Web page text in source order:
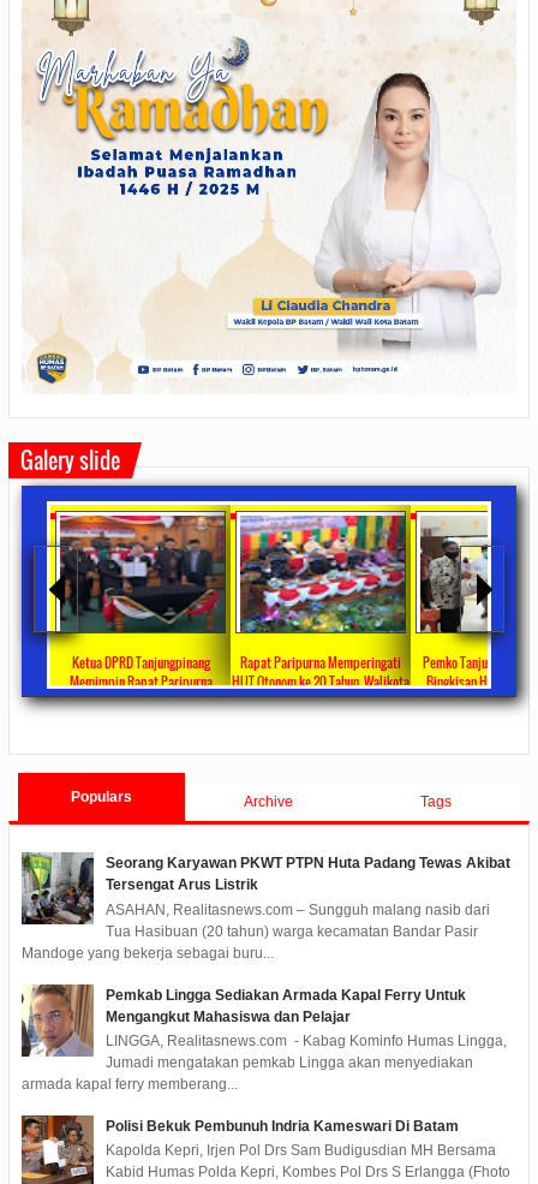
Galery slide
Ketua DPRD Tanjungpinang
Memimpin Rapat Paripurna
Pengesahan Ranperda Perubahan
Rapat Paripurna Memperingati
HUT Otonom ke 20 Tahun, Walikota
Rahma Paparkan Capaian
Pemko Tanjung
Bingkisan Hari Raya
Untuk Masyarakat
Populars Archive Tags
Seorang Karyawan PKWT PTPN Huta Padang Tewas Akibat
Tersengat Arus Listrik
ASAHAN, Realitasnews.com – Sungguh malang nasib dari
Tua Hasibuan (20 tahun) warga kecamatan Bandar Pasir
Mandoge yang bekerja sebagai buru...
Pemkab Lingga Sediakan Armada Kapal Ferry Untuk
Mengangkut Mahasiswa dan Pelajar
LINGGA, Realitasnews.com - Kabag Kominfo Humas Lingga,
Jumadi mengatakan pemkab Lingga akan menyediakan
armada kapal ferry memberang...
Polisi Bekuk Pembunuh Indria Kameswari Di Batam
Kapolda Kepri, Irjen Pol Drs Sam Budigusdian MH Bersama
Kabid Humas Polda Kepri, Kombes Pol Drs S Erlangga (Fhoto